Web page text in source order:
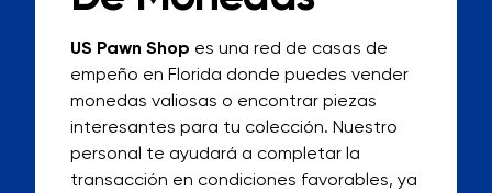
US Pawn Shop es una red de casas de
empeño en Florida donde puedes vender
monedas valiosas o encontrar piezas
interesantes para tu colección. Nuestro
personal te ayudará a completar la
transacción en condiciones favorables, ya